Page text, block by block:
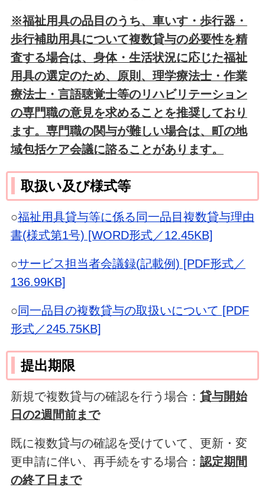
※福祉用具の品目のうち、車いす・歩行器・
歩行補助用具について複数貸与の必要性を精
査する場合は、身体・生活状況に応じた福祉
用具の選定のため、原則、理学療法士・作業
療法士・言語聴覚士等のリハビリテーション
の専門職の意見を求めることを推奨しており
ます。専門職の関与が難しい場合は、町の地
域包括ケア会議に諮ることがあります。
取扱い及び様式等
○福祉用具貸与等に係る同一品目複数貸与理由
書(様式第1号) [WORD形式／12.45KB]
○サービス担当者会議録(記載例) [PDF形式／
136.99KB]
○同一品目の複数貸与の取扱いについて [PDF
形式／245.75KB]
提出期限
新規で複数貸与の確認を行う場合： 貸与開始
日の2週間前まで
既に複数貸与の確認を受けていて、更新・変
更申請に伴い、再手続をする場合： 認定期間
の終了日まで